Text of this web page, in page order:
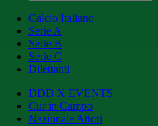
Calcio Italiano
Serie A
Serie B
Serie C
Dilettanti
DDD X EVENTS
Cur in Campo
Nazionale Attori